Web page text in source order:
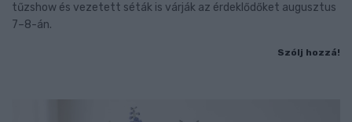
tűzshow és vezetett séták is várják az érdeklődőket augusztus
7–8-án.
Szólj hozzá!